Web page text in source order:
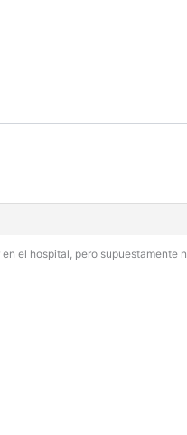
el hospital, pero